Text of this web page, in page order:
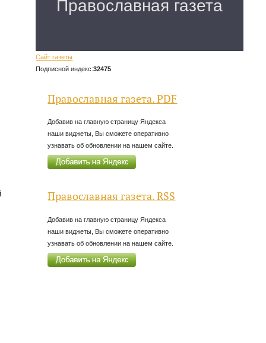
Сайт газеты
Подписной индекс:32475
Православная газета. PDF
Добавив на главную страницу Яндекса
наши виджеты, Вы сможете оперативно
узнавать об обновлении на нашем сайте.
Православная газета. RSS
Добавив на главную страницу Яндекса
наши виджеты, Вы сможете оперативно
узнавать об обновлении на нашем сайте.